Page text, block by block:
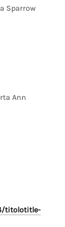
Sparrow
Ann
titolotitle-